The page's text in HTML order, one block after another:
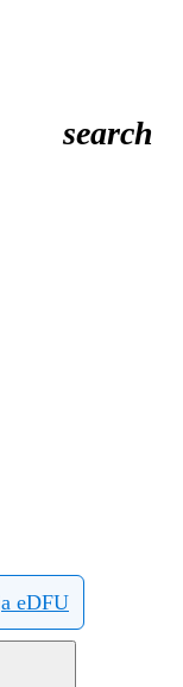
search
eDFU